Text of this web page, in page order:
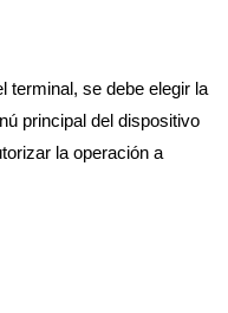
terminal, se debe elegir la
principal del dispositivo
la operación a